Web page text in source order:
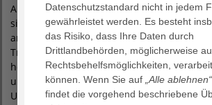
Als eines unserer Angebote schulen wir
sie den Patienten unterstützen können.
anderem praktische Anleitungen zum
Transfer oder wie sie zum Beispiel beim
helfen können. Wir informieren über
und beraten über anstehende
Umfeldes wie beispielsweise
Datenschutzstandard nicht in jedem
gewährleistet werden. Es besteht
das Risiko, dass Ihre Daten durch
Drittlandbehörden, möglicherweise
Rechtsbehelfsmöglichkeiten,
können. Wenn Sie auf „Alle ablehnen“
findet die vorgehend beschriebene